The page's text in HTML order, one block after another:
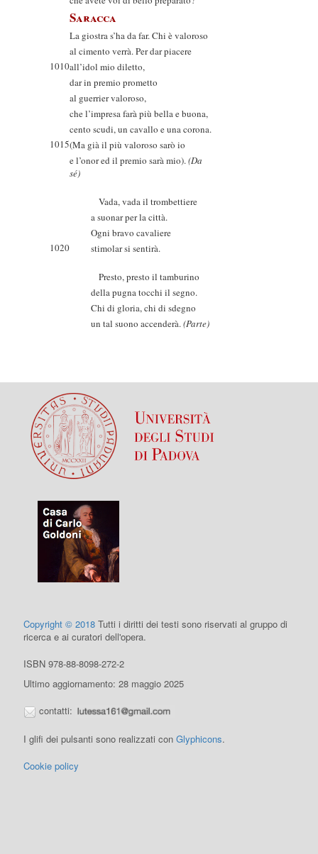
Saracca
La giostra s’ha da far. Chi è valoroso
al cimento verrà. Per dar piacere
1010all’idol mio diletto,
dar in premio prometto
al guerrier valoroso,
che l’impresa farà più bella e buona,
cento scudi, un cavallo e una corona.
1015(Ma già il più valoroso sarò io
e l’onor ed il premio sarà mio).(Da
sé)
Vada, vada il trombettiere
a suonar per la città.
Ogni bravo cavaliere
1020
stimolar si sentirà.
Presto, presto il tamburino
della pugna tocchi il segno.
Chi di gloria, chi di sdegno
un tal suono accenderà.(Parte)
Copyright © 2018 Tutti i diritti dei testi sono riservati al gruppo di
ricerca e ai curatori dell'opera.
ISBN 978-88-8098-272-2
Ultimo aggiornamento: 28 maggio 2025
contatti:
I glifi dei pulsanti sono realizzati conGlyphicons.
Cookie policy